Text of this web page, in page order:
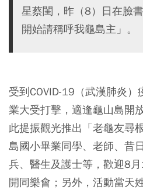
星蔡閨，昨（8）日在臉
開始請稱呼我龜島主」。
受到COVID-19（武漢肺炎
業大受打擊，適逢龜山島開
此提振觀光推出「老龜友尋
島國小畢業同學、老師、昔
兵、醫生及護士等，歡迎8
開同樂會；另外，活動當天